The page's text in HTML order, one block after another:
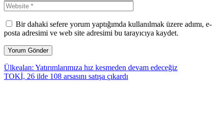
Bir dahaki sefere yorum yaptığımda kullanılmak üzere adımı, e-
posta adresimi ve web site adresimi bu tarayıcıya kaydet.
Ülkealan: Yatırımlarımıza hız kesmeden devam edeceğiz
TOKİ, 26 ilde 108 arsasını satışa çıkardı